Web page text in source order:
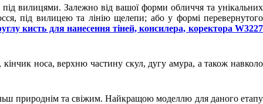
вилицями. Залежно від вашої форми обличчя та унікальних
під вилицею та лінію щелепи; або у формі перевернутого
кисть для нанесення тіней, консилера, коректора W3227
кінчик носа, верхню частину скул, дугу амура, а також навколо
природнім та свіжим. Найкращою моделлю для даного етапу